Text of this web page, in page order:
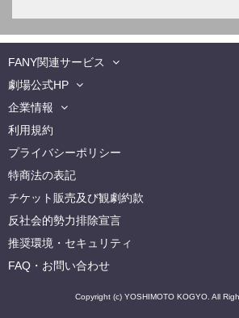
FANY関連サービス
劇場公式HP
企業情報
利用規約
プライバシーポリシー
特商法の表記
チケット販売及び観劇約款
反社会的勢力排除宣言
推奨環境・セキュリティ
FAQ・お問い合わせ
Copyright (c) YOSHIMOTO KOGYO. All